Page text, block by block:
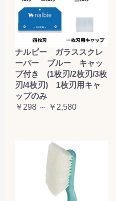
ナルビー ガラススクレ
ーパー ブルー キャッ
プ付き (1枚刃/2枚刃/3枚
刃/4枚刃) 1枚刃用キャ
ップのみ
￥298 ～ ￥2,580